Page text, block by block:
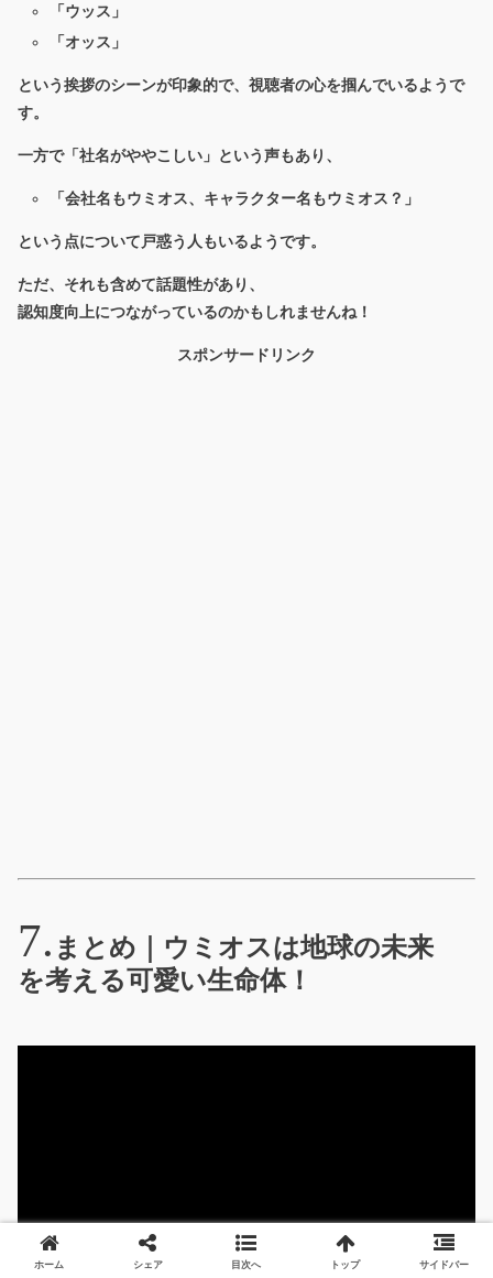
「ウッス」
「オッス」
という挨拶のシーンが印象的で、視聴者の心を掴んでいるようで
す。
一方で「社名がややこしい」という声もあり、
「会社名もウミオス、キャラクター名もウミオス？」
という点について戸惑う人もいるようです。
ただ、それも含めて話題性があり、
認知度向上につながっているのかもしれませんね！
スポンサードリンク
まとめ｜ウミオスは地球の未来
を考える可愛い生命体！
ホーム シェア 目次へ トップ サイドバー